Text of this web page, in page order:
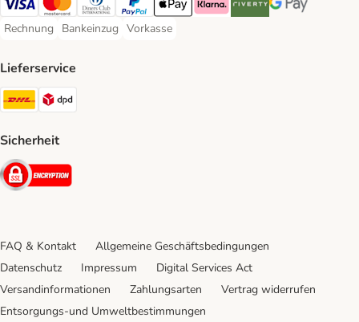
Visa Payment Method
Mastercard Payment Method
Diners Club Payment Method
PayPal Payment Method
Apple Pay Payment Method
Klarna Payment Method
Riverty Payment Method
Google Pay
Rechnung
Rechnung Payment Method
Bankeinzug
Bankeinzug Payment Method
Vorkasse
Vorkasse Payment Method
Lieferservice
DHL Shipping Method
Sicherheit
Security
FAQ & Kontakt
Allgemeine Geschäftsbedingungen
Datenschutz
Impressum
Digital Services Act
Versandinformationen
Zahlungsarten
Vertrag widerrufen
Entsorgungs-und Umweltbestimmungen